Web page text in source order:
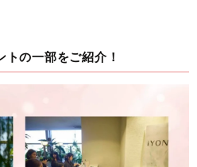
の一部をご紹介！